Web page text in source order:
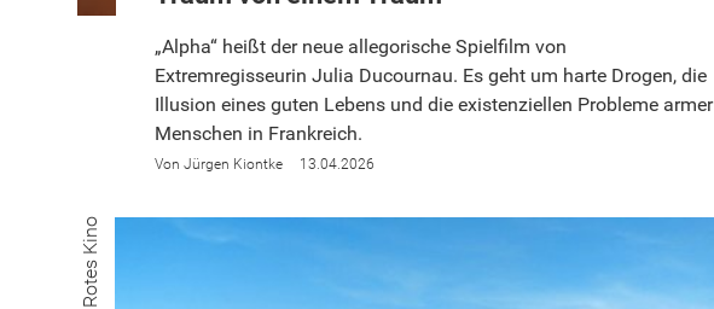
„Alpha“ heißt der neue allegorische Spielfilm von
Extremregisseurin Julia Ducournau. Es geht um harte Drogen, die
Illusion eines guten Lebens und die existenziellen Probleme armer
Menschen in Frankreich.
Jürgen Kiontke 13.04.2026
Rotes Kino